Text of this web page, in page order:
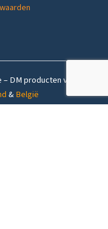
DM producten voordelig
&België